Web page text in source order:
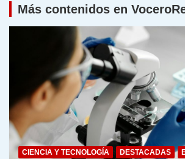
Más contenidos en
CIENCIA Y TECNOLOGÍA DESTACADAS